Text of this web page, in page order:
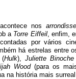
nos
a Torre Eiffeil, enfim,
por vários
há estrelas entre
(Hulk),Juliette Binoche
Wood(para os
na história mais